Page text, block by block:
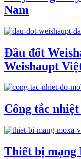
Nam
Đầu đốt
Weishaupt
Công tắc
Thiết bị mạng